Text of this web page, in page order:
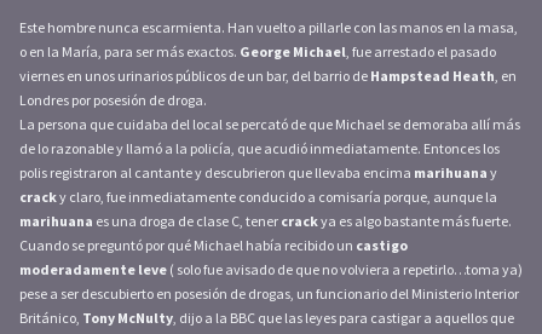
Este hombre nunca escarmienta. Han vuelto a pillarle con las manos en la masa,
o en la María, para ser más exactos. George Michael, fue arrestado el pasado
viernes en unos urinarios públicos de un bar, del barrio de Hampstead Heath, en
Londres por posesión de droga.
La persona que cuidaba del local se percató de que Michael se demoraba allí más
de lo razonable y llamó a la policía, que acudió inmediatamente. Entonces los
polis registraron al cantante y descubrieron que llevaba encima marihuana y
cracky claro, fue inmediatamente conducido a comisaría porque, aunque la
marihuana es una droga de clase C, tener crackya es algo bastante más fuerte.
Cuando se preguntó por qué Michael había recibido un castigo
moderadamente leve ( solo fue avisado de que no volviera a repetirlo…toma ya)
pese a ser descubierto en posesión de drogas, un funcionario del Ministerio Interior
Británico, Tony McNulty, dijo a la BBC que las leyes para castigar a aquellos que